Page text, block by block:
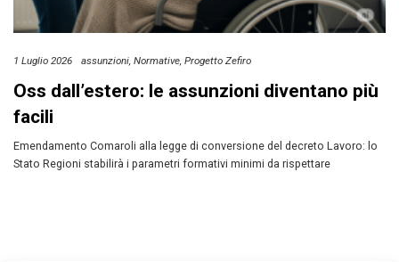
1 Luglio 2026 assunzioni Normative Progetto Zefiro
Oss dall’estero: le assunzioni diventano più
facili
Emendamento Comaroli alla legge di conversione del decreto Lavoro: lo
Stato Regioni stabilirà i parametri formativi minimi da rispettare